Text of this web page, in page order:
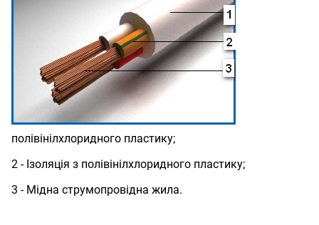
полівінілхлоридного пластику;
2 - Ізоляція з полівінілхлоридного пластику;
3 - Мідна струмопровідна жила.